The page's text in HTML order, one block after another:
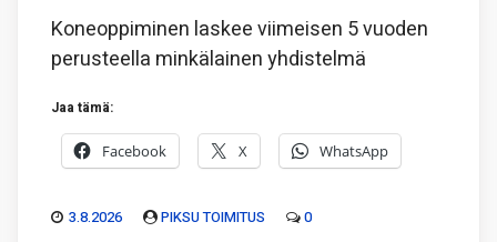
Koneoppiminen laskee viimeisen 5 vuoden
perusteella minkälainen yhdistelmä
Jaa tämä:
Facebook X WhatsApp
3.8.2026 PIKSU TOIMITUS 0